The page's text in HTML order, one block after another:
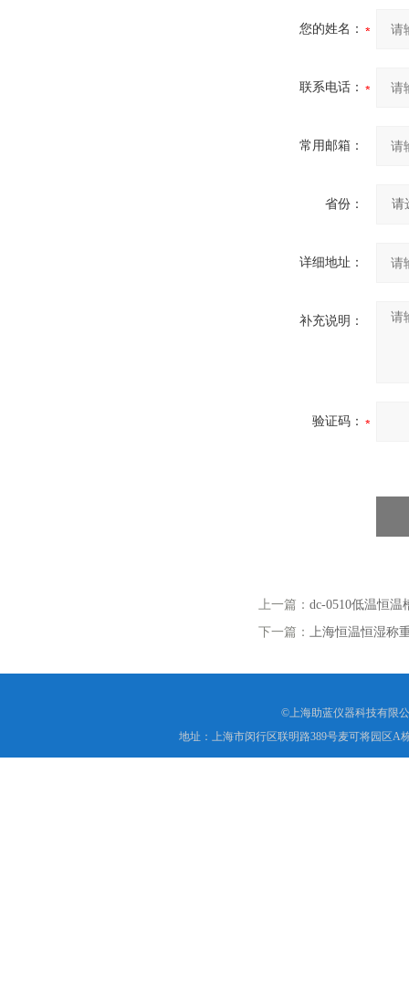
您的姓名：
联系电话：
常用邮箱：
省份：
详细地址：
补充说明：
验证码：
上一篇： dc-0510低温恒温
下一篇： 上海恒温恒湿称
©上海助蓝仪器科技有限
地址：上海市闵行区联明路389号麦可将园区A